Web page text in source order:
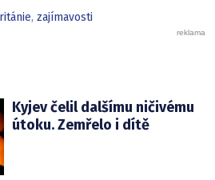
, zajímavosti
Kyjev čelil dalšímu ničivému
útoku. Zemřelo i dítě